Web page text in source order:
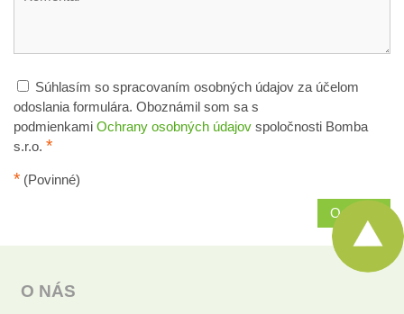
Súhlasím so spracovaním osobných údajov za účelom
odoslania formulára. Oboznámil som sa s
podmienkami Ochrany osobných údajov spoločnosti Bomba
s.r.o. *
* (Povinné)
Odoslať
O NÁS